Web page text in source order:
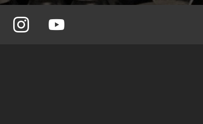
Instagram Youtube